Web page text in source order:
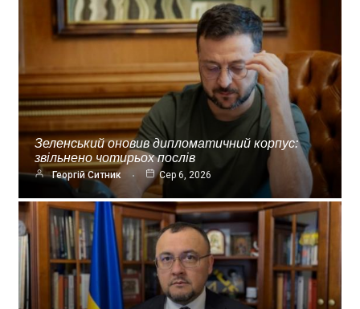
Зеленський оновив дипломатичний корпус:
звільнено чотирьох послів
Георгій Ситник Сер 6, 2026